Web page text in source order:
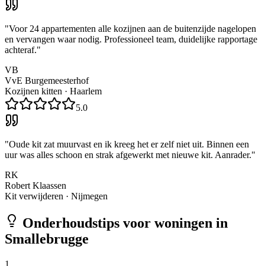
"Voor 24 appartementen alle kozijnen aan de buitenzijde nagelopen
en vervangen waar nodig. Professioneel team, duidelijke rapportage
achteraf."
VB
VvE Burgemeesterhof
Kozijnen kitten · Haarlem
5.0
"Oude kit zat muurvast en ik kreeg het er zelf niet uit. Binnen een
uur was alles schoon en strak afgewerkt met nieuwe kit. Aanrader."
RK
Robert Klaassen
Kit verwijderen · Nijmegen
Onderhoudstips voor woningen in
Smallebrugge